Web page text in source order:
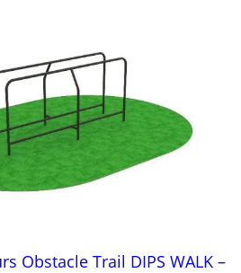
Obstacle Trail DIPS WALK –